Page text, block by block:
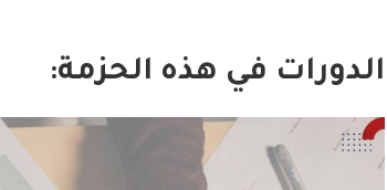
الدورات في هذه الحزمة: